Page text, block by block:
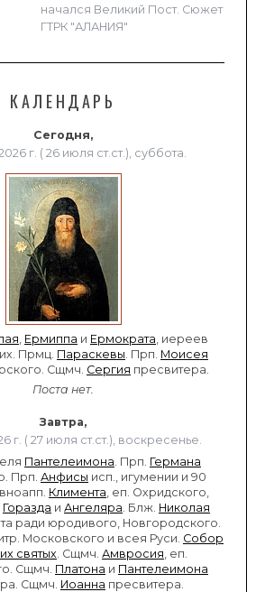
начался Великий Пост. Сюжет
ГТРК "АЛАНИЯ"
КАЛЕНДАРЬ
Сегодня,
г. ( 26 июля ст.ст.), суббота.
Ермиппа и Ермократа , иереев
Прмц. Параскевы . Прп. Моисея
Сщмч. Сергия пресвитера.
Поста нет.
Завтра,
г. ( 27 июля ст.ст.), воскресенье.
Пантелеимона . Прп. Германа
Прп. Анфисы исп., игумении и 90
Климента , еп. Охридского,
Горазда и Ангеляра . Блж. Николая
ради юродивого, Новгородского.
Московского и всея Руси. Собор
святых . Сщмч. Амвросия , еп.
Сщмч. Платона и Пантелеимона
Сщмч. Иоанна пресвитера.